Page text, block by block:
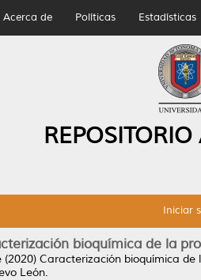
Acerca de Políticas Estadísticas
Iniciar
bioquímica de la
(2020) Caracterización bioquímica de
León.